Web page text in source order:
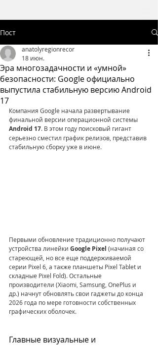
Пост
Эра многозадачности и «умной»
безопасности: Google официально
выпустила стабильную версию Android
17
anatolyregionrecor
18 июн.
Компания Google начала развертывание
финальной версии операционной системы
Android 17. В этом году поисковый гигант
серьезно сместил график релизов, представив
стабильную сборку уже в июне.
Первыми обновление традиционно получают
устройства линейки Google Pixel (начиная со
стареющей, но все еще поддерживаемой
серии Pixel 6, а также планшеты Pixel Tablet и
складные Pixel Fold). Остальные
производители (Xiaomi, Samsung, OnePlus и
др.) начнут обновлять свои гаджеты до конца
2026 года по мере готовности собственных
графических оболочек.
Главные визуальные и